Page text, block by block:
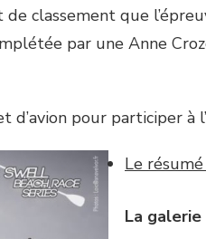
de classement que
par une Anne
pour participer à
Le
La galerie